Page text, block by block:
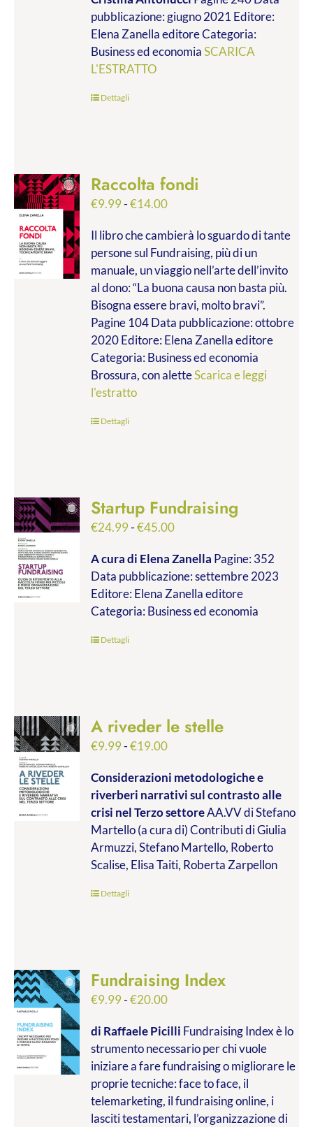
€9.99
a
€28.00
pubblicazione: giugno 2021 Editore:
Elena Zanella editore Categoria:
Business ed economiaSCARICA
L'ESTRATTO
Dettagli
Raccolta fondi
€9.99-€14.00Fascia
prezzo:
da
€9.99
a
€14.00
Il libro che cambierà lo sguardo di tante
persone sul Fundraising, più di un
manuale, un viaggio nell’arte dell’invito
al dono: “La buona causa non basta più.
Bisogna essere bravi, molto bravi”.
Pagine 104 Data pubblicazione: ottobre
2020 Editore: Elena Zanella editore
Categoria: Business ed economia
Brossura, con aletteScarica e leggi
l'estratto
Dettagli
Startup Fundraising
€24.99-€45.00Fascia
prezzo:
da
€24.99
a
A cura di Elena Zanella Pagine: 352
Data pubblicazione: settembre 2023
Editore: Elena Zanella editore
Categoria: Business ed economia
Dettagli
A riveder le stelle
€9.99-€19.00Fascia
prezzo:
da
€9.99
a
€19.00
Considerazioni metodologiche e
riverberi narrativi sul contrasto alle
crisi nel Terzo settoreAA.VV di Stefano
Martello (a cura di) Contributi di Giulia
Armuzzi, Stefano Martello, Roberto
Scalise, Elisa Taiti, Roberta Zarpellon
Dettagli
Fundraising Index
€9.99-€20.00Fascia
prezzo:
da
€9.99
a
€20.00
di Raffaele Picilli Fundraising Index è lo
strumento necessario per chi vuole
iniziare a fare fundraising o migliorare le
proprie tecniche: face to face, il
telemarketing, il fundraising online, i
lasciti testamentari, l’organizzazione di